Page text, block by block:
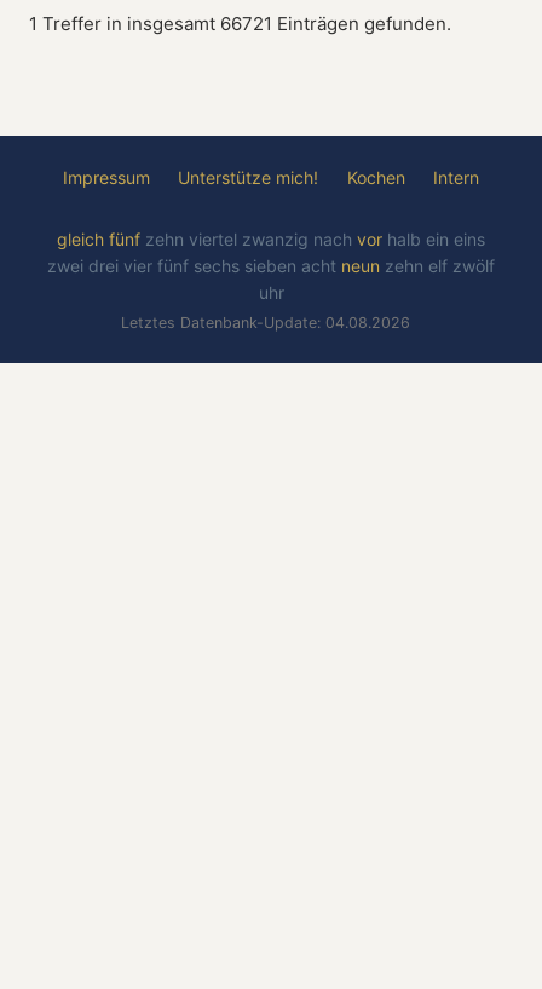
1 Treffer in insgesamt 66721 Einträgen gefunden.
Impressum Unterstütze mich! Kochen Intern
gleich fünf zehn viertel zwanzig nach vor halb ein eins
zwei drei vier fünf sechs sieben acht neun zehn elf zwölf
uhr
Letztes Datenbank-Update: 04.08.2026